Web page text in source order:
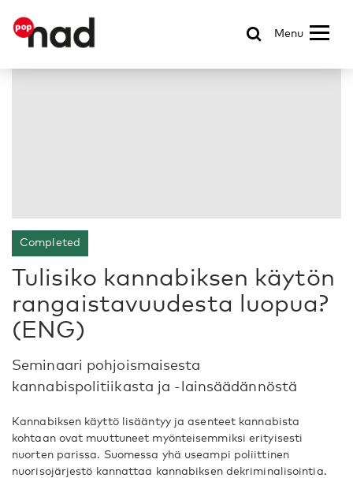
Menu
Completed
Tulisiko kannabiksen käytön
rangaistavuudesta luopua?
(ENG)
Seminaari pohjoismaisesta
kannabispolitiikasta ja -lainsäädännöstä
Kannabiksen käyttö lisääntyy ja asenteet kannabista
kohtaan ovat muuttuneet myönteisemmiksi erityisesti
nuorten parissa. Suomessa yhä useampi poliittinen
nuorisojärjestö kannattaa kannabiksen dekriminalisointia.